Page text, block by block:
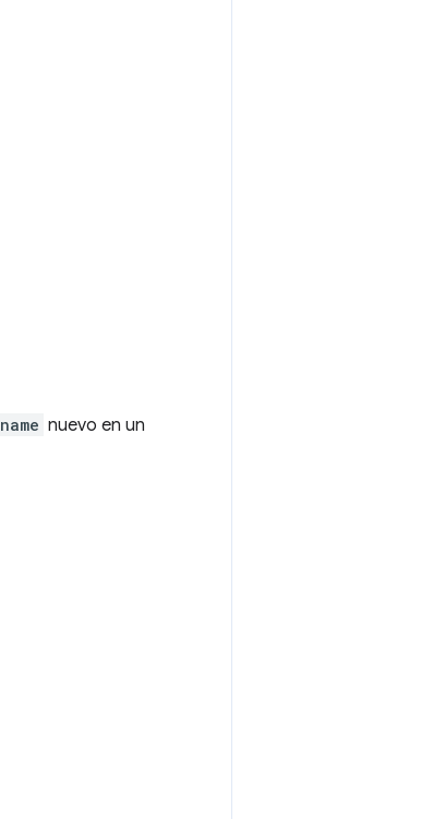
name nuevo en un